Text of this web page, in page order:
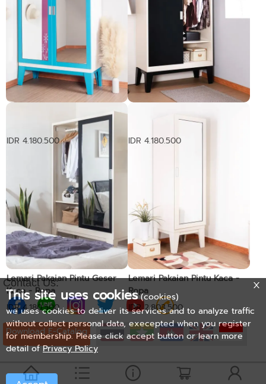
Lemari Pakaian Pintu Geser -
IDR 4.180.500
IDR 4.180.500
Lemari Pakaian Pintu Geser
Kaca - Ropa
IDR 4.180.500
Lemari Pakaian Pintu Kaca -
Ropa
IDR 2.803.500
Contact Us:
Download E-Catalog
This site uses cookies (cookies)
we uses cookies to deliver its services and to analyze traffic
without collect personal data, execepted when you register
for membership. Please click accept button or learn more
detail of Privacy Policy